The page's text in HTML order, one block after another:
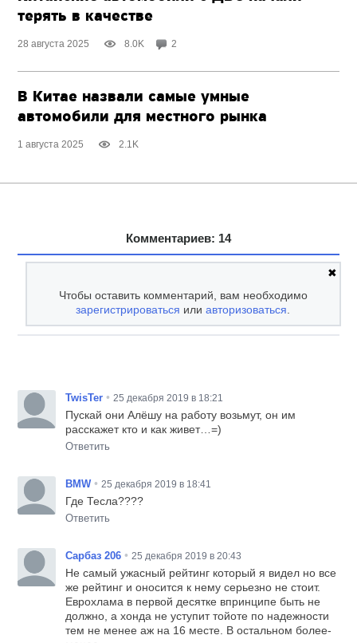
терять в качестве
28 августа 2025 8.0K 2
В Китае назвали самые умные
автомобили для местного рынка
1 августа 2025 2.1K
Комментариев: 14
✖
Чтобы оставить комментарий, вам необходимо
зарегистрироваться илиавторизоваться.
TwisTer • 25 декабря 2019 в 18:21
Пускай они Алёшу на работу возьмут, он им
расскажет кто и как живет…=)
Ответить
BMW • 25 декабря 2019 в 18:41
Где Тесла????
Ответить
Сарбаз 206 • 25 декабря 2019 в 20:43
Не самый ужасный рейтинг который я видел но все
же рейтинг и оносится к нему серьезно не стоит.
Еврохлама в первой десятке впринципе быть не
должно, а хонда не уступит тойоте по надежности
тем не менее аж на 16 месте. В остальном более-